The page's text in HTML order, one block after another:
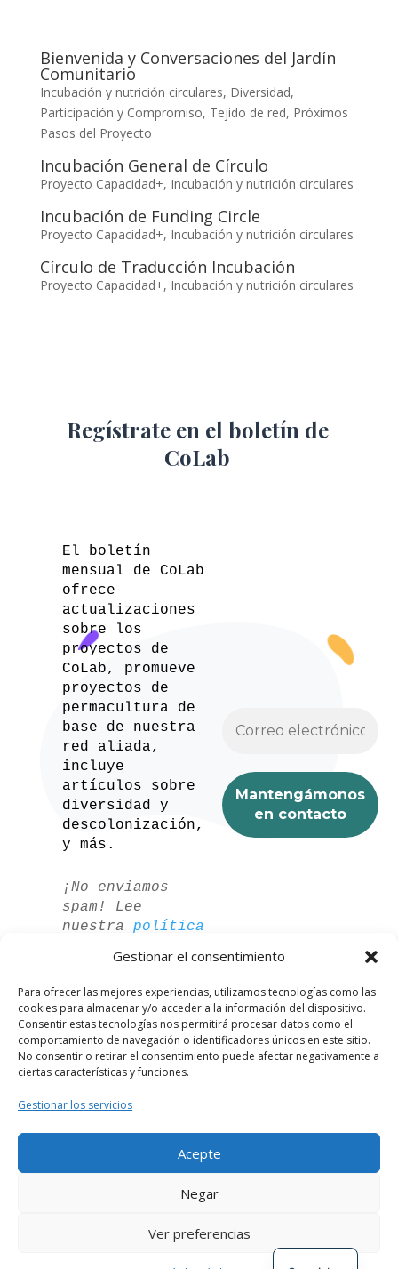
Gestionar el consentimiento
Para ofrecer las mejores experiencias, utilizamos tecnologías como las
cookies para almacenar y/o acceder a la información del dispositivo.
Consentir estas tecnologías nos permitirá procesar datos como el
comportamiento de navegación o identificadores únicos en este sitio.
No consentir o retirar el consentimiento puede afectar negativamente a
ciertas características y funciones.
Gestionar los servicios
Acepte
Negar
Ver preferencias
Bienvenida y Conversaciones del Jardín
Comunitario
Incubación y nutrición circulares, Diversidad,
Participación y Compromiso, Tejido de red, Próximos
Pasos del Proyecto
Incubación General de Círculo
Proyecto Capacidad+, Incubación y nutrición circulares
Incubación de Funding Circle
Proyecto Capacidad+, Incubación y nutrición circulares
Círculo de Traducción Incubación
Proyecto Capacidad+, Incubación y nutrición circulares
Regístrate en el boletín de
CoLab
El boletín
mensual de CoLab
ofrece
actualizaciones
sobre los
proyectos de
CoLab, promueve
proyectos de
permacultura de
base de nuestra
red aliada,
incluye
artículos sobre
diversidad y
descolonización,
y más.
¡No enviamos
spam! Lee
nuestra política
para más
información.
El Círculo Digital